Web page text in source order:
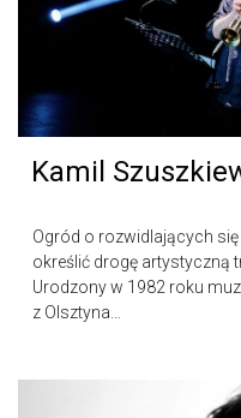
Kamil
Ogród o rozwidlających
określić drogę artystyczną
Urodzony w 1982 roku
z Olsztyna…